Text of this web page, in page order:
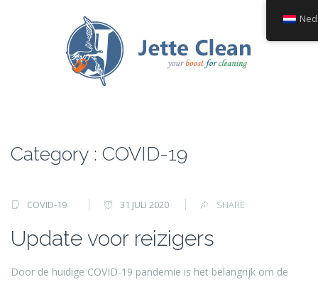
Category : COVID-19
COVID-19 31 JULI 2020 SHARE
Update voor reizigers
Door de huidige COVID-19 pandemie is het belangrijk om de